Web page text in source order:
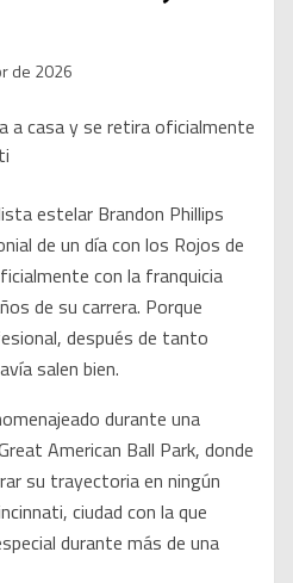
de 2026
estelar Brandon Phillips
de un día con los Rojos de
con la franquicia
de su carrera. Porque
después de tanto
salen bien.
durante una
American Ball Park, donde
su trayectoria en ningún
ciudad con la que
durante más de una